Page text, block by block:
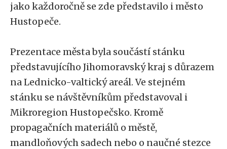
jako každoročně se zde představilo i město
Hustopeče.
Prezentace města byla součástí stánku
představujícího Jihomoravský kraj s důrazem
na Lednicko-valtický areál. Ve stejném
stánku se návštěvníkům představoval i
Mikroregion Hustopečsko. Kromě
propagačních materiálů o městě,
mandloňových sadech nebo o naučné stezce